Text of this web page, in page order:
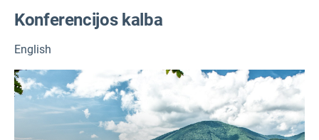
Konferencijos kalba
English